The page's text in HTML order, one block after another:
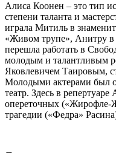
Алиса Коонен – это тип
степени таланта и
играла Митиль в
«Живом трупе», Анитру в
перешла работать в
молодым и талантливым
Яковлевичем Таировым,
Молодыми актерами был
театр. Здесь в
опереточных («Жирофле-
трагедии («Федра»